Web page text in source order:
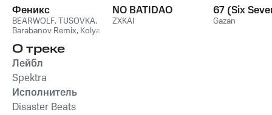
Феникс
BEARWOLF,TUSOVKA,
Barabanov Remix, Kolya
NO BATIDAO
ZXKAI
67 (Six
Gazan
О треке
Лейбл
Spektra
Исполнитель
Disaster Beats